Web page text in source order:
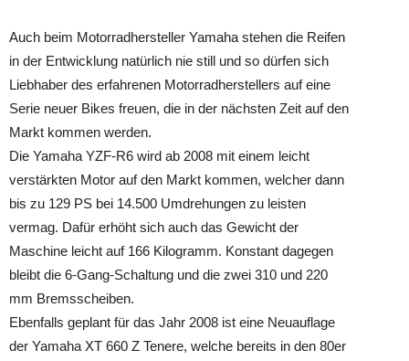
Auch beim Motorradhersteller Yamaha stehen die Reifen
in der Entwicklung natürlich nie still und so dürfen sich
Liebhaber des erfahrenen Motorradherstellers auf eine
Serie neuer Bikes freuen, die in der nächsten Zeit auf den
Markt kommen werden.
Die Yamaha YZF-R6 wird ab 2008 mit einem leicht
verstärkten Motor auf den Markt kommen, welcher dann
bis zu 129 PS bei 14.500 Umdrehungen zu leisten
vermag. Dafür erhöht sich auch das Gewicht der
Maschine leicht auf 166 Kilogramm. Konstant dagegen
bleibt die 6-Gang-Schaltung und die zwei 310 und 220
mm Bremsscheiben.
Ebenfalls geplant für das Jahr 2008 ist eine Neuauflage
der Yamaha XT 660 Z Tenere, welche bereits in den 80er